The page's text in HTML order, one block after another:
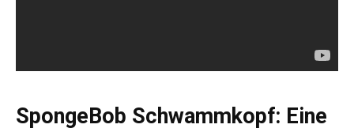
SpongeBob Schwammkopf: Eine